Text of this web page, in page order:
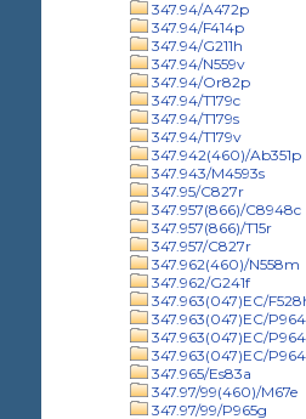
347.94/A472p
347.94/F414p
347.94/G211h
347.94/N559v
347.94/Or82p
347.94/T179c
347.94/T179s
347.94/T179v
347.942(460)/Ab351p
347.943/M4593s
347.95/C827r
347.957(866)/C8948c
347.957(866)/T15r
347.957/C827r
347.962(460)/N558m
347.962/G241f
347.963(047)EC/
347.963(047)EC/
347.963(047)EC/
347.963(047)EC/
347.965/Es83a
347.97/99(460)/M67e
347.97/99/P965g